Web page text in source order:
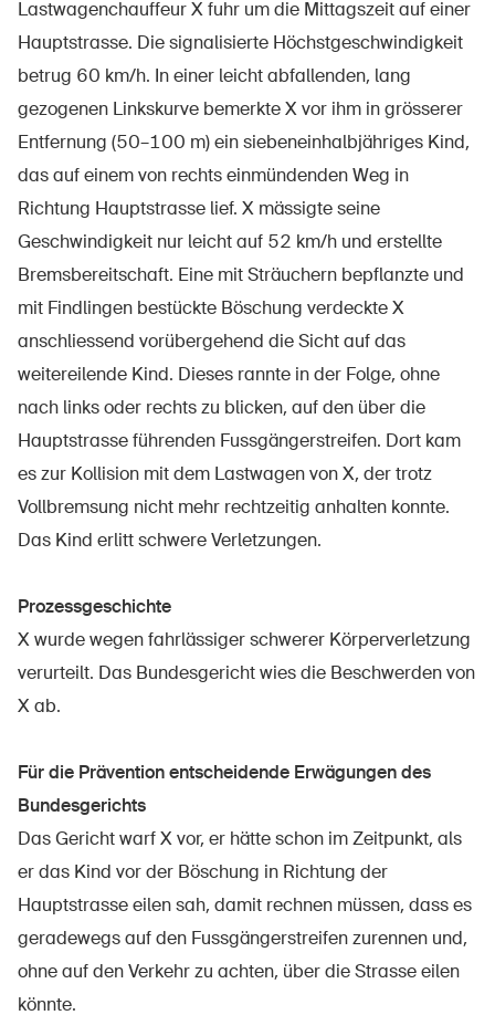
À propos du BPA
Médias
Sinus Plus
Campagnes
Commander et télécharger
Cours et événements
Aspects juridiques
Délégués à la sécurité et communes
Lastwagenchauffeur X fuhr um die Mittagszeit auf einer
Hauptstrasse. Die signalisierte Höchstgeschwindigkeit
betrug 60 km/h. In einer leicht abfallenden, lang
gezogenen Linkskurve bemerkte X vor ihm in grösserer
Entfernung (50–100 m) ein siebeneinhalbjähriges Kind,
das auf einem von rechts einmündenden Weg in
Richtung Hauptstrasse lief. X mässigte seine
Geschwindigkeit nur leicht auf 52 km/h und erstellte
Bremsbereitschaft. Eine mit Sträuchern bepflanzte und
mit Findlingen bestückte Böschung verdeckte X
anschliessend vorübergehend die Sicht auf das
weitereilende Kind. Dieses rannte in der Folge, ohne
nach links oder rechts zu blicken, auf den über die
Hauptstrasse führenden Fussgängerstreifen. Dort kam
es zur Kollision mit dem Lastwagen von X, der trotz
Vollbremsung nicht mehr rechtzeitig anhalten konnte.
Das Kind erlitt schwere Verletzungen.
Prozessgeschichte
X wurde wegen fahrlässiger schwerer Körperverletzung
verurteilt. Das Bundesgericht wies die Beschwerden von
X ab.
Für die Prävention entscheidende Erwägungen des
Bundesgerichts
Das Gericht warf X vor, er hätte schon im Zeitpunkt, als
er das Kind vor der Böschung in Richtung der
Hauptstrasse eilen sah, damit rechnen müssen, dass es
geradewegs auf den Fussgängerstreifen zurennen und,
ohne auf den Verkehr zu achten, über die Strasse eilen
könnte.